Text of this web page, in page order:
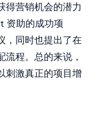
得营销机会的潜力
资助的成功项
，同时也提出了在
程。总的来说，
刺激真正的项目增